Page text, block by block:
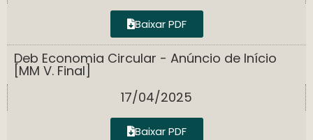
Baixar PDF
Deb Economia Circular - Anúncio de Início
[MM V. Final]
17/04/2025
Baixar PDF